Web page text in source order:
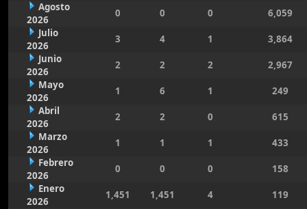
Agosto
2026
0 0 0
6,059
Julio
2026
3 4 1
3,864
Junio
2026
2 2 2
2,967
Mayo
2026
1 6 1
249
Abril
2026
2 2 0
615
Marzo
2026
1 1 1
433
Febrero
2026
0 0 0
158
Enero
2026
1,451 1,451 4
119